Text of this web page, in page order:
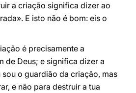
a criação significa dizer ao
E isto não é bom: eis o
é precisamente a
de Deus; e significa dizer a
sou o guardião da criação, mas
e não para destruir a tua